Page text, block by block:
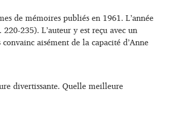
de mémoires publiés en 1961. L’année
235). L’auteur y est reçu avec un
aisément de la capacité d’Anne
divertissante. Quelle meilleure